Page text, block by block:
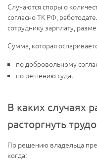
Случаются споры о
согласно ТК РФ,
сотруднику зарплату,
Сумма, которая
по добровольному
по решению суда.
В каких случаях
расторгнуть
По решению владельца
когда: